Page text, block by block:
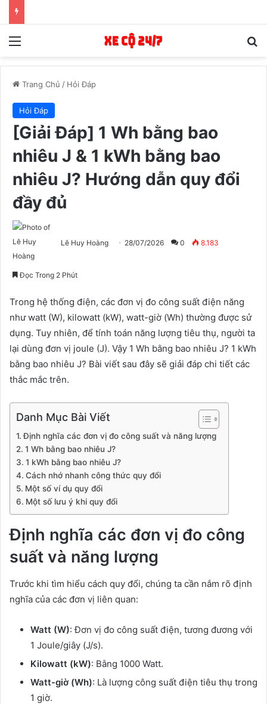
Menu
Trang Chủ / Hỏi Đáp
Hỏi Đáp
[Giải Đáp] 1 Wh bằng bao
nhiêu J & 1 kWh bằng bao
nhiêu J? Hướng dẫn quy đổi
đầy đủ
Lê Huy Hoàng 28/07/2026 0 8.183
Đọc Trong 2 Phút
Trong hệ thống điện, các đơn vị đo công suất điện năng
như watt (W), kilowatt (kW), watt-giờ (Wh) thường được sử
dụng. Tuy nhiên, để tính toán năng lượng tiêu thụ, người ta
lại dùng đơn vị joule (J). Vậy 1 Wh bằng bao nhiêu J? 1 kWh
bằng bao nhiêu J? Bài viết sau đây sẽ giải đáp chi tiết các
thắc mắc trên.
Danh Mục Bài Viết
Định nghĩa các đơn vị đo công suất và năng lượng
1 Wh bằng bao nhiêu J?
1 kWh bằng bao nhiêu J?
Cách nhớ nhanh công thức quy đổi
Một số ví dụ quy đổi
Một số lưu ý khi quy đổi
Định nghĩa các đơn vị đo công
suất và năng lượng
Trước khi tìm hiểu cách quy đổi, chúng ta cần nắm rõ định
nghĩa của các đơn vị liên quan:
Watt (W): Đơn vị đo công suất điện, tương đương với
1 Joule/giây (J/s).
Kilowatt (kW): Bằng 1000 Watt.
Watt-giờ (Wh): Là lượng công suất điện tiêu thụ trong
1 giờ.